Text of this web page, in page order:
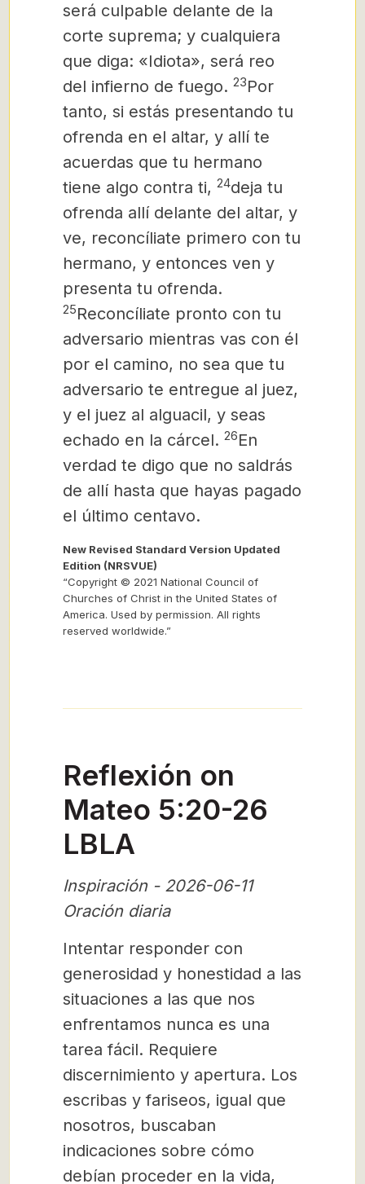
será culpable delante de la
corte suprema; y cualquiera
que diga: «Idiota», será reo
del infierno de fuego. 23Por
tanto, si estás presentando tu
ofrenda en el altar, y allí te
acuerdas que tu hermano
tiene algo contra ti, 24deja tu
ofrenda allí delante del altar, y
ve, reconcíliate primero con tu
hermano, y entonces ven y
presenta tu ofrenda.
25Reconcíliate pronto con tu
adversario mientras vas con él
por el camino, no sea que tu
adversario te entregue al juez,
y el juez al alguacil, y seas
echado en la cárcel. 26En
verdad te digo que no saldrás
de allí hasta que hayas pagado
el último centavo.
New Revised Standard Version Updated
Edition (NRSVUE)
“Copyright © 2021 National Council of
Churches of Christ in the United States of
America. Used by permission. All rights
reserved worldwide.”
Reflexión on
Mateo 5:20-26
LBLA
Inspiración - 2026-06-11
Oración diaria
Intentar responder con
generosidad y honestidad a las
situaciones a las que nos
enfrentamos nunca es una
tarea fácil. Requiere
discernimiento y apertura. Los
escribas y fariseos, igual que
nosotros, buscaban
indicaciones sobre cómo
debían proceder en la vida,